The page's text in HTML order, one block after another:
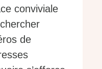
conviviale
de